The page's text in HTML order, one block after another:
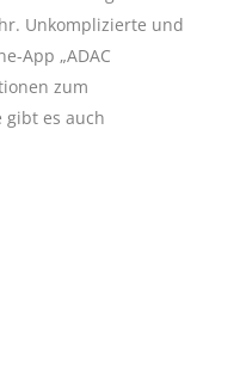
Unkomplizierte und
App „ADAC
zum
gibt es auch